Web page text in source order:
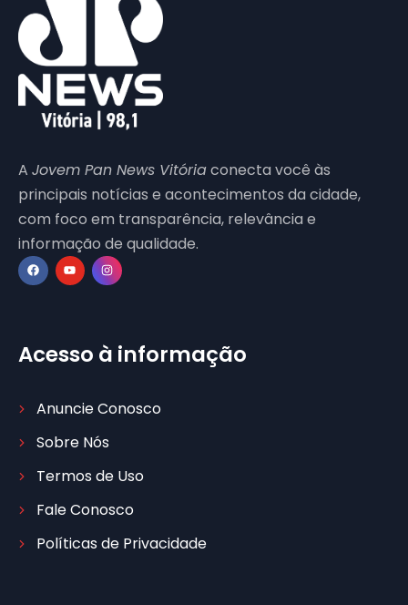
A Jovem Pan News Vitóriaconecta você às
principais notícias e acontecimentos da cidade,
com foco em transparência, relevância e
informação de qualidade.
Acesso à informação
Anuncie Conosco
Sobre Nós
Termos de Uso
Fale Conosco
Políticas de Privacidade